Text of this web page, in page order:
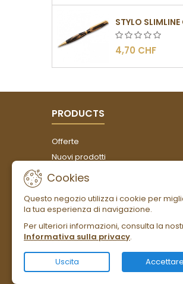
4,70 CHF
PRODUCTS
Offerte
Nuovi prodotti
Più venduti
Cookies
Questo negozio utilizza i cookie per
la tua esperienza di navigazione.
Per ulteriori informazioni, consulta la
Informativa sulla privacy.
Uscita Accettare